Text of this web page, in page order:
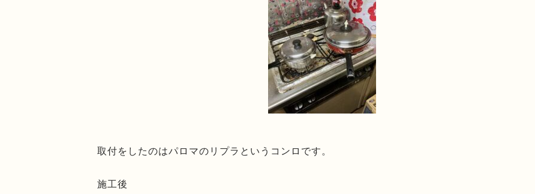
取付をしたのはパロマのリプラというコンロです。
施工後